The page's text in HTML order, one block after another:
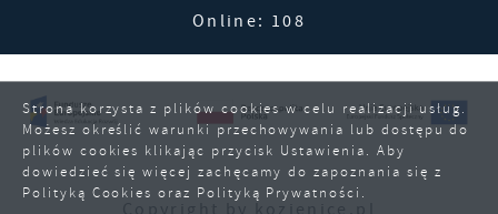
Online: 108
Strona korzysta z plików cookies w celu realizacji usług.
Możesz określić warunki przechowywania lub dostępu do
plików cookies klikając przycisk Ustawienia. Aby
dowiedzieć się więcej zachęcamy do zapoznania się z
Polityką Cookies oraz Polityką Prywatności.